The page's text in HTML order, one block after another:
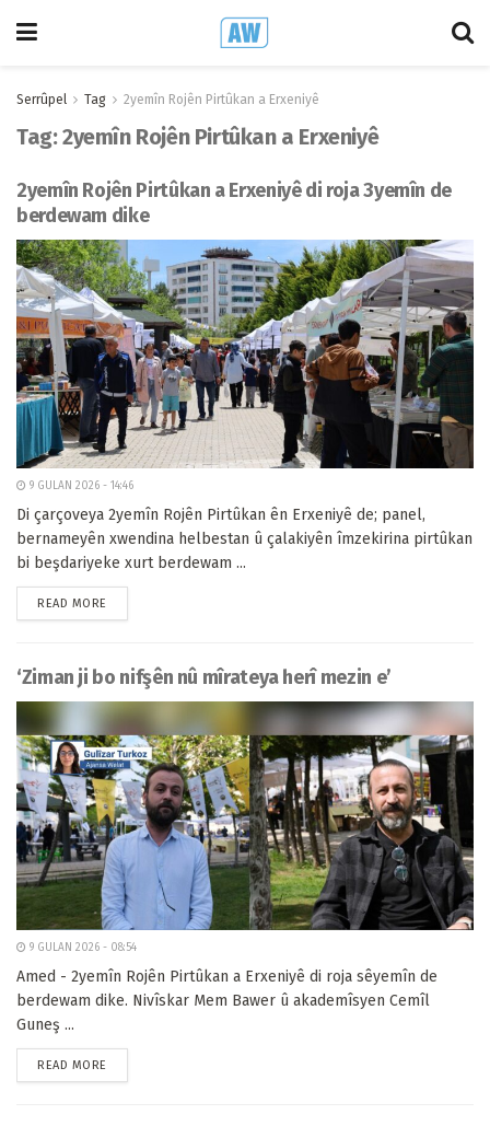
Serrûpel Tag 2yemîn Rojên Pirtûkan a Erxeniyê
Tag:2yemîn Rojên Pirtûkan a Erxeniyê
2yemîn Rojên Pirtûkan a Erxeniyê di roja 3yemîn de
berdewam dike
9 GULAN 2026 - 14:46
Di çarçoveya 2yemîn Rojên Pirtûkan ên Erxeniyê de; panel,
bernameyên xwendina helbestan û çalakiyên îmzekirina pirtûkan
bi beşdariyeke xurt berdewam ...
READ MORE
‘Ziman ji bo nifşên nû mîrateya herî mezin e’
9 GULAN 2026 - 08:54
Amed - 2yemîn Rojên Pirtûkan a Erxeniyê di roja sêyemîn de
berdewam dike. Nivîskar Mem Bawer û akademîsyen Cemîl
Guneş ...
READ MORE